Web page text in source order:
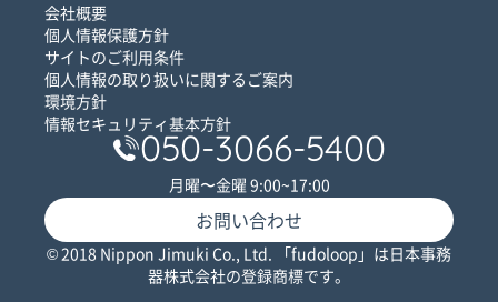
会社概要
個人情報保護方針
サイトのご利用条件
個人情報の取り扱いに関するご案内
環境方針
情報セキュリティ基本方針
050-3066-5400
月曜〜金曜 9:00~17:00
お問い合わせ
© 2018 Nippon Jimuki Co., Ltd. 「fudoloop」は日本事務
器株式会社の登録商標です。